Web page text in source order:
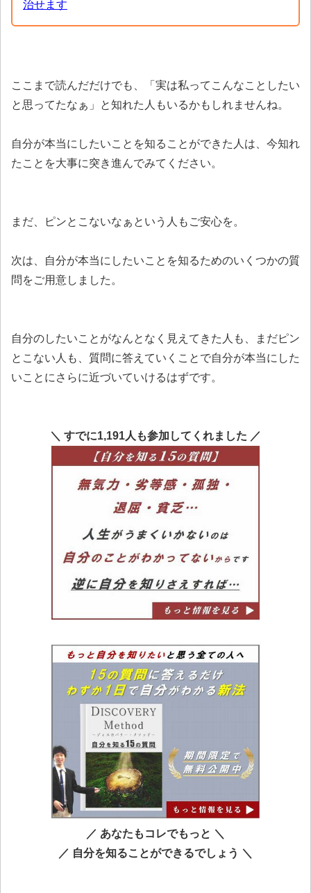
治せます
ここまで読んだだけでも、「実は私ってこんなことしたい
と思ってたなぁ」と知れた人もいるかもしれませんね。
自分が本当にしたいことを知ることができた人は、今知れ
たことを大事に突き進んでみてください。
まだ、ピンとこないなぁという人もご安心を。
次は、自分が本当にしたいことを知るためのいくつかの質
問をご用意しました。
自分のしたいことがなんとなく見えてきた人も、まだピン
とこない人も、質問に答えていくことで自分が本当にした
いことにさらに近づいていけるはずです。
＼ すでに1,191人も参加してくれました ／
／ あなたもコレでもっと ＼
／ 自分を知ることができるでしょう ＼